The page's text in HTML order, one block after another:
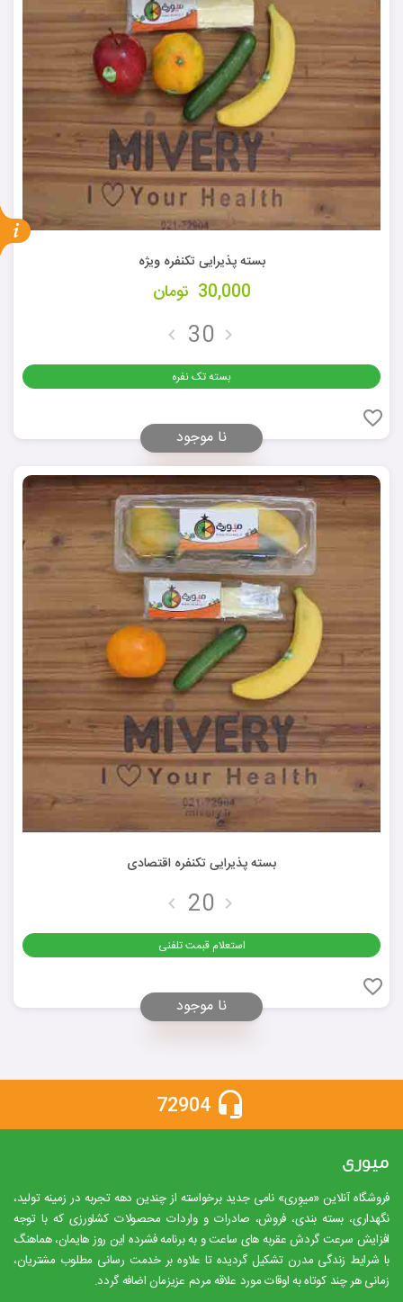
بسته پذیرایی تکنفره ویژه
30,000 تومان
بسته تک نفره
نا موجود
بسته پذیرایی تکنفره اقتصادی
استعلام قبمت تلفنی
نا موجود
72904
میوری
فروشگاه آنلاین «میوِری» نامی جدید برخواسته از چندین دهه تجربه در زمینه تولید،
نگهداری، بسته بندی، فروش، صادرات و واردات محصولات کشاورزی که با توجه
افزایش سرعت گردش عقربه های ساعت و به برنامه فشرده این روز هایمان، هماهنگ
با شرایط زندگی مدرن تشکیل گردیده تا علاوه بر خدمت رسانی مطلوب مشتریان،
زمانی هر چند کوتاه به اوقات مورد علاقه مردم عزیزمان اضافه گردد.